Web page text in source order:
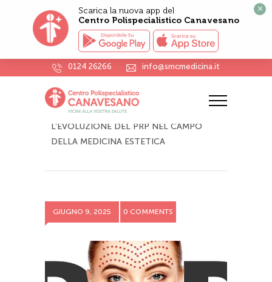
0124 26266 info@smcmedicina.it
Archives
HOME
L’EVOLUZIONE DEL PRP NEL CAMPO
DELLA MEDICINA ESTETICA
GIUGNO 9, 2025 0 COMMENTS
Scarica la nuova app del
Centro Polispecialistico Canavesano
×